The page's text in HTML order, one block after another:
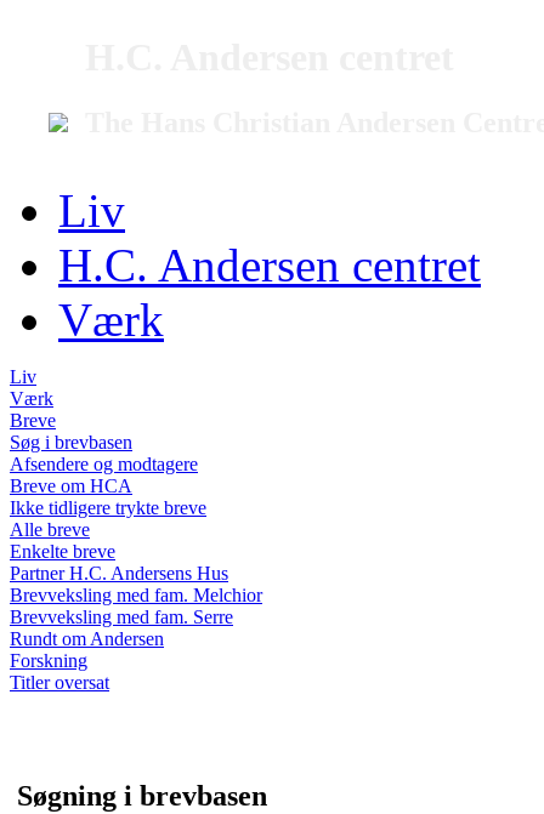
Liv
H.C. Andersen centret
Værk
Liv
Værk
Breve
Søg i brevbasen
Afsendere og modtagere
Breve om HCA
Ikke tidligere trykte breve
Alle breve
Enkelte breve
Partner H.C. Andersens Hus
Brevveksling med fam. Melchior
Brevveksling med fam. Serre
Rundt om Andersen
Forskning
Titler oversat
Søgning i brevbasen